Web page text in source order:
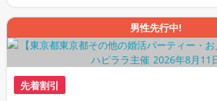
男性先行中!
先着割引